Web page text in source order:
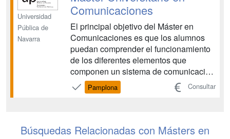
Universidad
Pública de
Navarra
Comunicaciones
El principal objetivo del Máster en
Comunicaciones es que los alumnos
puedan comprender el funcionamiento
de los diferentes elementos que
componen un sistema de comunicación
completo, hasta el punto de ser
capaces de realizar propuestas
como a nivel de elementos, aplicando
Pamplona Consultar
Búsquedas Relacionadas con Másters en